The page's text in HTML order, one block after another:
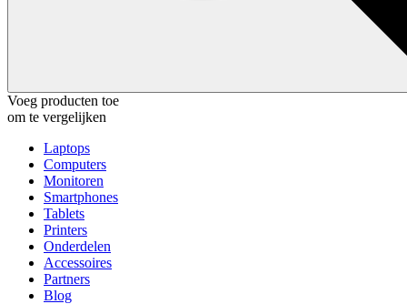
Voeg producten toe
om te vergelijken
Laptops
Computers
Monitoren
Smartphones
Tablets
Printers
Onderdelen
Accessoires
Partners
Blog